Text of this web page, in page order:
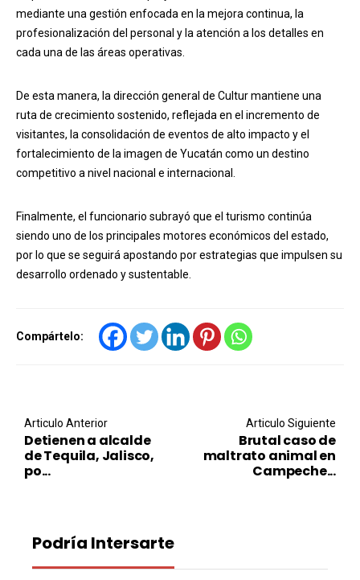
mediante una gestión enfocada en la mejora continua, la
profesionalización del personal y la atención a los detalles en
cada una de las áreas operativas.
De esta manera, la dirección general de Cultur mantiene una
ruta de crecimiento sostenido, reflejada en el incremento de
visitantes, la consolidación de eventos de alto impacto y el
fortalecimiento de la imagen de Yucatán como un destino
competitivo a nivel nacional e internacional.
Finalmente, el funcionario subrayó que el turismo continúa
siendo uno de los principales motores económicos del estado,
por lo que se seguirá apostando por estrategias que impulsen su
desarrollo ordenado y sustentable.
Compártelo:
Post navigation
Articulo Anterior
Detienen a alcalde
de Tequila, Jalisco,
po...
Articulo Siguiente
Brutal caso de
maltrato animal en
Campeche...
Podría Intersarte